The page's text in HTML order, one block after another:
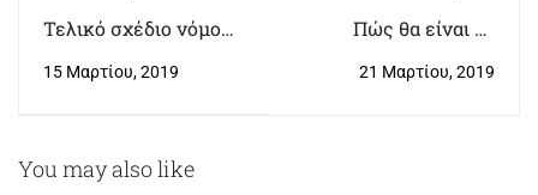
Τελικό σχέδιο νόμου
Πανεπιστήμιο
15 Μαρτίου, 2019
Πώς θα είναι το
μαθημάτων στη Γ΄
21 Μαρτίου, 2019
You may also like